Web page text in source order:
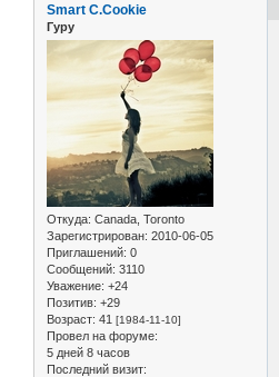
Smart C.Cookie
Гуру
Откуда: Canada, Toronto
Зарегистрирован: 2010-06-05
Приглашений: 0
Сообщений: 3110
Уважение: +24
Позитив: +29
Возраст: 41 [1984-11-10]
Провел на форуме:
5 дней 8 часов
Последний визит: